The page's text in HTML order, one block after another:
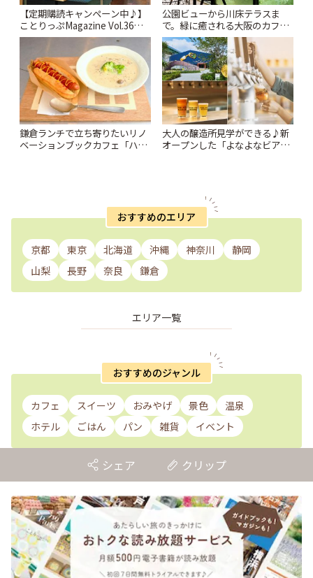
【定期購読キャンペーン中♪】
ことりっぷMagazine Vol.36
2023春 「スイーツとレトロな
街」 | ことりっぷ
公園ビューから川床テラスま
で。緑に癒される大阪のカフェ5
選 | ことりっぷ
鎌倉ランチで立ち寄りたいリノ
ベーションブックカフェ「ハウ
大人の醸造所見学ができる♪新
オープンした「よなよなビアラ
おすすめのエリア
京都 東京 北海道 沖縄 神奈川
静岡
山梨
長野 奈良 鎌倉
エリア一覧
おすすめのジャンル
カフェ スイーツ おみやげ 景色
温泉
ホテル
ごはん パン 雑貨 イベント
シェア クリップ